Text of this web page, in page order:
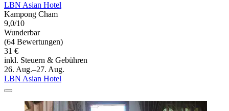
LBN Asian Hotel
Kampong Cham
9,0/10
Wunderbar
(64 Bewertungen)
31 €
inkl. Steuern & Gebühren
26. Aug.–27. Aug.
LBN Asian Hotel